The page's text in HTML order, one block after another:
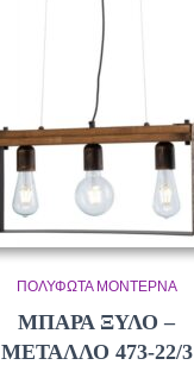
ΠΟΛΎΦΩΤΑ ΜΟΝΤΈΡΝΑ
ΜΠΑΡΑ ΞΥΛΟ –
ΜΕΤΑΛΛΟ 473-22/3